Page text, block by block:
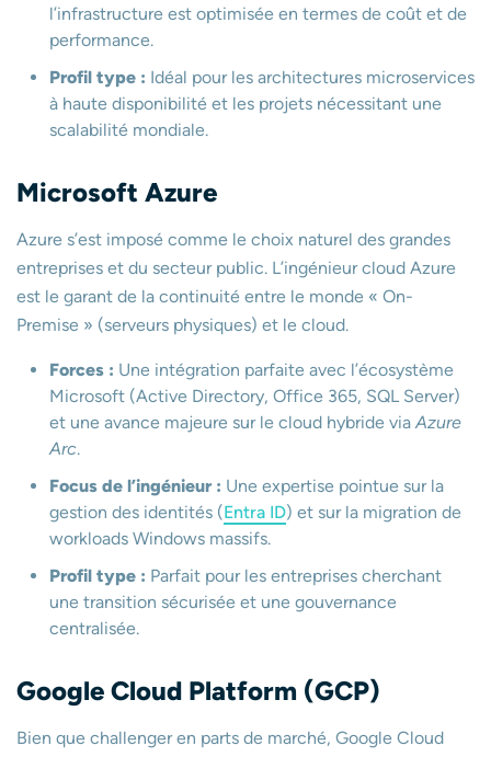
l’infrastructure est optimisée en termes de coût et de
performance.
Profil type : Idéal pour les architectures microservices
à haute disponibilité et les projets nécessitant une
scalabilité mondiale.
Microsoft Azure
Azure s’est imposé comme le choix naturel des grandes
entreprises et du secteur public. L’ingénieur cloud Azure
est le garant de la continuité entre le monde « On-
Premise » (serveurs physiques) et le cloud.
Forces : Une intégration parfaite avec l’écosystème
Microsoft (Active Directory, Office 365, SQL Server)
et une avance majeure sur le cloud hybride viaAzure
Arc.
Focus de l’ingénieur : Une expertise pointue sur la
gestion des identités (Entra ID) et sur la migration de
workloads Windows massifs.
Profil type : Parfait pour les entreprises cherchant
une transition sécurisée et une gouvernance
centralisée.
Google Cloud Platform (GCP)
Bien que challenger en parts de marché, Google Cloud